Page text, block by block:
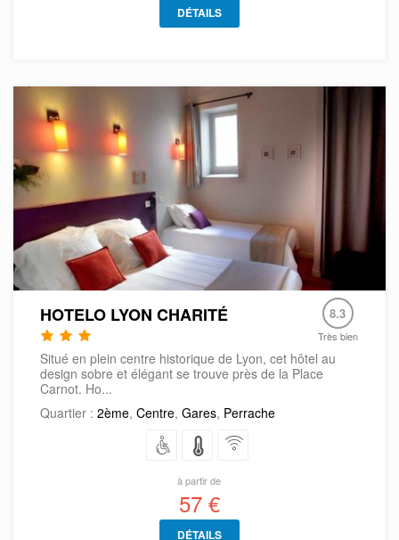
DÉTAILS
HOTELO LYON CHARITÉ 8.3
Très bien
Situé en plein centre historique de Lyon, cet hôtel au
design sobre et élégant se trouve près de la Place
Carnot. Ho...
Quartier : 2ème, Centre, Gares, Perrache
à partir de
57 €
DÉTAILS